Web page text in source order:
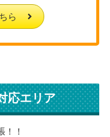
ら
応エリア
！！